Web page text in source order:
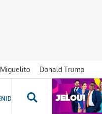
Donald Trump
ESPECIALES NOVELAS